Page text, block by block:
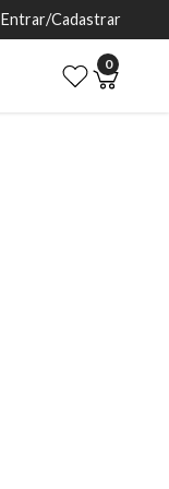
Entrar/Cadastrar
0